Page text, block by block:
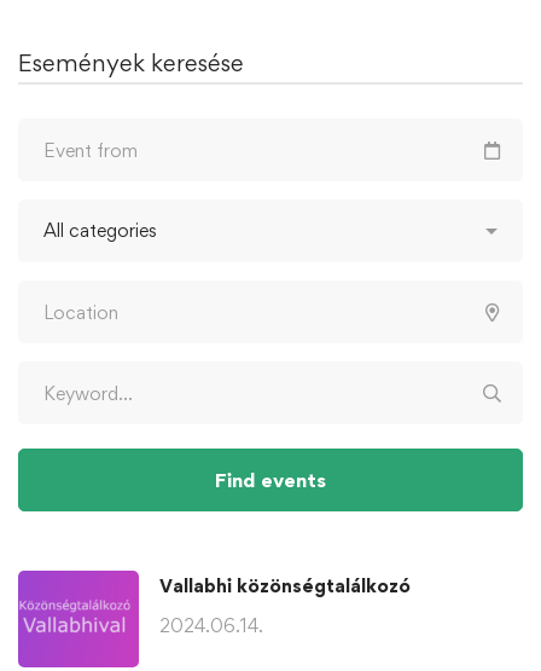
Események keresése
Find events
Vallabhi közönségtalálkozó
2024.06.14.